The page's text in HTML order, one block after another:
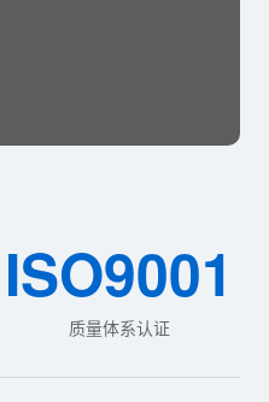
ISO9001
质量体系认证